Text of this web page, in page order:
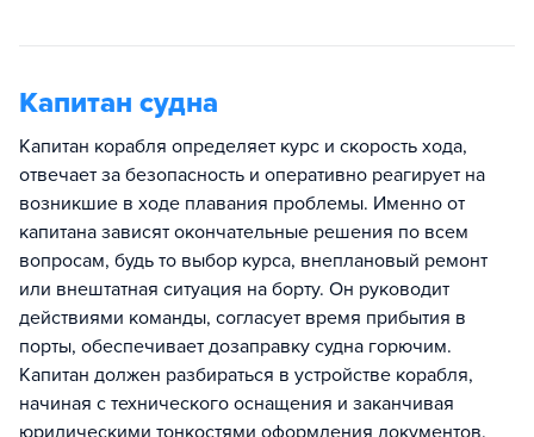
Капитан судна
Капитан корабля определяет курс и скорость хода,
отвечает за безопасность и оперативно реагирует на
возникшие в ходе плавания проблемы. Именно от
капитана зависят окончательные решения по всем
вопросам, будь то выбор курса, внеплановый ремонт
или внештатная ситуация на борту. Он руководит
действиями команды, согласует время прибытия в
порты, обеспечивает дозаправку судна горючим.
Капитан должен разбираться в устройстве корабля,
начиная с технического оснащения и заканчивая
юридическими тонкостями оформления документов.